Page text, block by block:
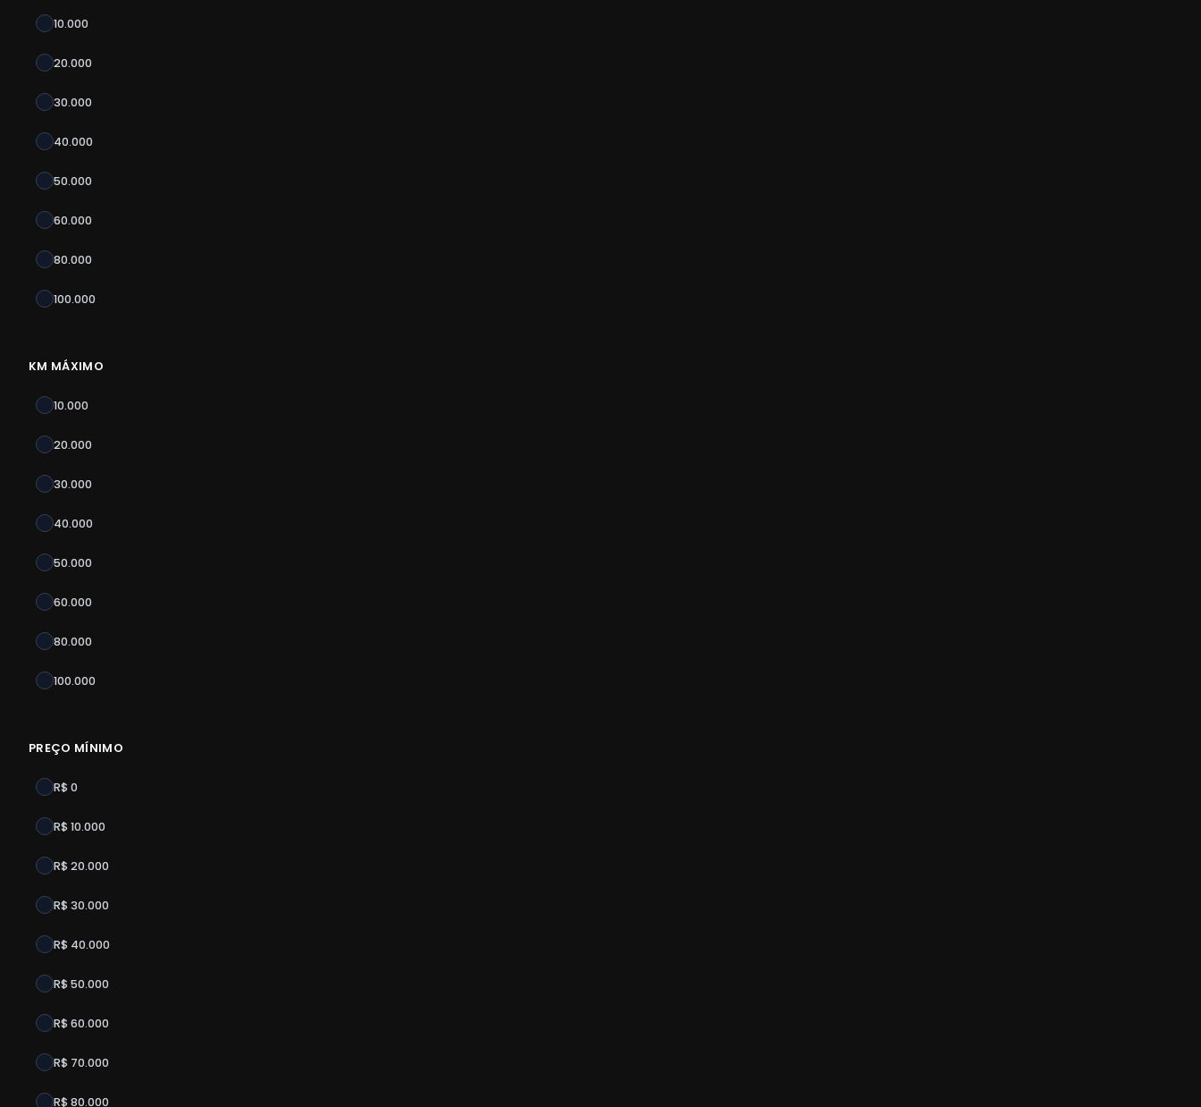
10.000
20.000
30.000
40.000
50.000
60.000
80.000
100.000
KM MÁXIMO
10.000
20.000
30.000
40.000
50.000
60.000
80.000
100.000
PREÇO MÍNIMO
R$ 0
R$ 10.000
R$ 20.000
R$ 30.000
R$ 40.000
R$ 50.000
R$ 60.000
R$ 70.000
R$ 80.000